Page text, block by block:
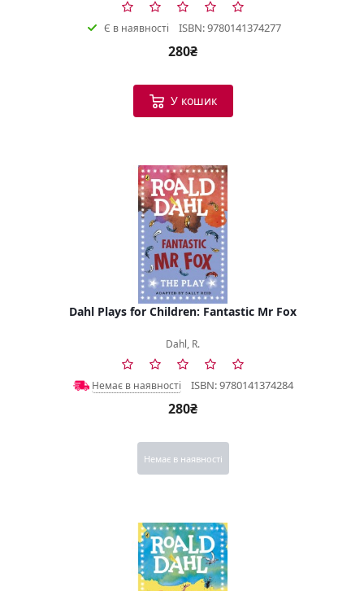
Є в наявності ISBN: 9780141374277
280₴
У кошик
Dahl Plays for Children: Fantastic Mr Fox
Dahl, R.
Немає в наявності ISBN: 9780141374284
280₴
Немає в наявності